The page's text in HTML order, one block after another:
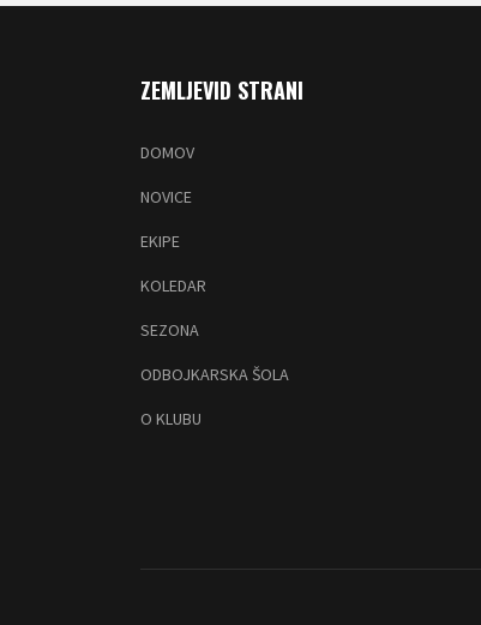
ZEMLJEVID STRANI
DOMOV
NOVICE
EKIPE
KOLEDAR
SEZONA
ODBOJKARSKA ŠOLA
O KLUBU